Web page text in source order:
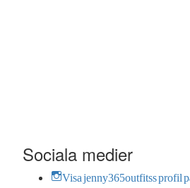
Sociala medier
Visa jenny365outfitss profil